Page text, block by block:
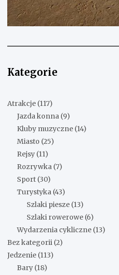
Kategorie
Atrakcje (117)
Jazda konna (9)
Kluby muzyczne (14)
Miasto (25)
Rejsy (11)
Rozrywka (7)
Sport (30)
Turystyka (43)
Szlaki piesze (13)
Szlaki rowerowe (6)
Wydarzenia cykliczne (13)
Bez kategorii (2)
Jedzenie (113)
Bary (18)